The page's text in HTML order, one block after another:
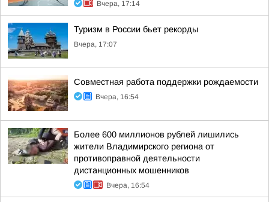
Вчера, 17:14
Туризм в России бьет рекорды
Вчера, 17:07
Совместная работа поддержки рождаемости
Вчера, 16:54
Более 600 миллионов рублей лишились
жители Владимирского региона от
противоправной деятельности
дистанционных мошенников
Вчера, 16:54